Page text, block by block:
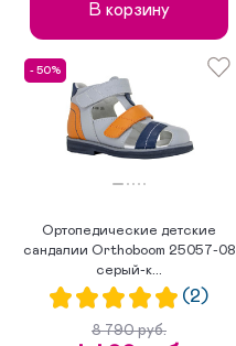
В корзину
- 50%
Ортопедические детские
сандалии Orthoboom 25057-08
серый-к...
(2)
8 790 руб.